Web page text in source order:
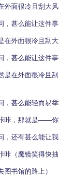
面很冷且刮大风
甚么能让这件事
外面很冷且刮
甚么能让这件事
在外面很冷且
甚么能轻而易举
，那就是——你
还有甚么能让我
（魔镜笑得快
图书馆的路上）